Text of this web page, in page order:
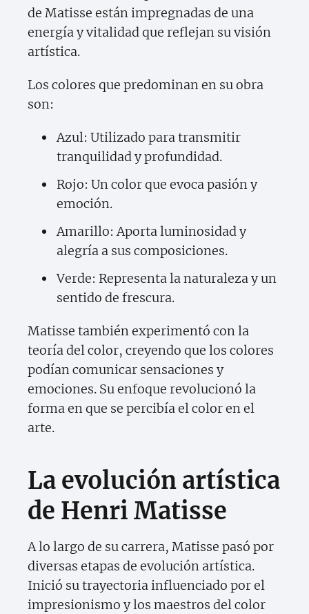
de Matisse están impregnadas de una
energía y vitalidad que reflejan su visión
artística.
Los colores que predominan en su obra
son:
Azul: Utilizado para transmitir
tranquilidad y profundidad.
Rojo: Un color que evoca pasión y
emoción.
Amarillo: Aporta luminosidad y
alegría a sus composiciones.
Verde: Representa la naturaleza y un
sentido de frescura.
Matisse también experimentó con la
teoría del color, creyendo que los colores
podían comunicar sensaciones y
emociones. Su enfoque revolucionó la
forma en que se percibía el color en el
arte.
La evolución artística
de Henri Matisse
A lo largo de su carrera, Matisse pasó por
diversas etapas de evolución artística.
Inició su trayectoria influenciado por el
impresionismo y los maestros del color